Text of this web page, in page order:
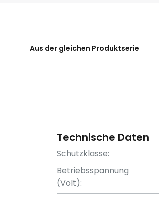
Aus der gleichen Produktserie
Technische Daten
Schutzklasse:
Betriebsspannung
(Volt):